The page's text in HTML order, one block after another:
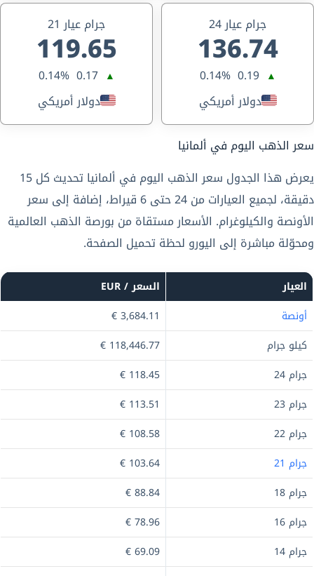
جرام عيار 24
136.74
▲
0.19
0.14%
دولار أمريكي
جرام عيار 21
119.65
▲
0.17
0.14%
دولار أمريكي
سعر الذهب اليوم في ألمانيا
يعرض هذا الجدول سعر الذهب اليوم في ألمانيا تحديث كل 15
دقيقة، لجميع العيارات من 24 حتى 6 قيراط، إضافة إلى سعر
الأونصة والكيلوغرام. الأسعار مستقاة من بورصة الذهب العالمية
ومحوّلة مباشرة إلى اليورو لحظة تحميل الصفحة.
العيار
السعر / EUR
أونصة
3,684.11 €
كيلو جرام
118,446.77 €
جرام 24
118.45 €
جرام 23
113.51 €
جرام 22
108.58 €
جرام 21
103.64 €
جرام 18
88.84 €
جرام 16
78.96 €
جرام 14
69.09 €